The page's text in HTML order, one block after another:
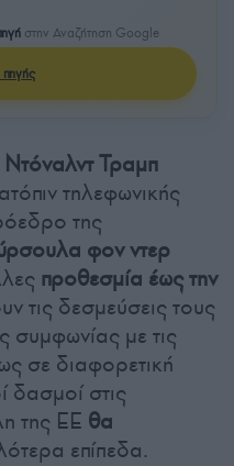
στην Αναζήτηση Google
Ντόναλντ Τραμπ
τηλεφωνικής
της
φον ντερ
προθεσμία έως την
τις δεσμεύσεις τους
συμφωνίας με τις
σε διαφορετική
δασμοί στις
της ΕΕ θα
επίπεδα.